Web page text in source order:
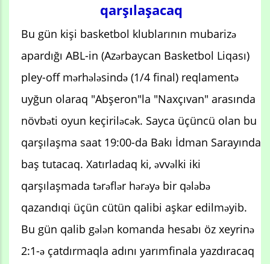
qarşılaşacaq
Bu gün kişi basketbol klublarının mubarizə
apardığı ABL-in (Azərbaycan Basketbol Liqası)
pley-off mərhələsində (1/4 final) reqlamentə
uyğun olaraq "Abşeron"la "Naxçıvan" arasında
növbəti oyun keçiriləcək. Sayca üçüncü olan bu
qarşılaşma saat 19:00-da Bakı İdman Sarayında
baş tutacaq. Xatırladaq ki, əvvəlki iki
qarşılaşmada tərəflər hərəyə bir qələbə
qazandıqi üçün cütün qalibi aşkar edilməyib.
Bu gün qalib gələn komanda hesabı öz xeyrinə
2:1-ə çatdırmaqla adını yarımfinala yazdıracaq